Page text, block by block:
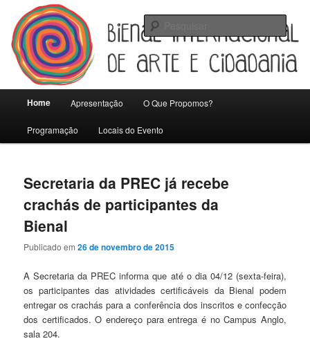
para
conteúdo
principal
para
conteúdo
secundário
Bienal Internacional de Artes e
Cidadania
Universidade Federal de Pelotas
Home Apresentação O Que Propomos?
Programação Locais do Evento
Secretaria da PREC já recebe
crachás de participantes da
Bienal
Publicado em26 de novembro de 2015
A Secretaria da PREC informa que até o dia 04/12 (sexta-feira),
os participantes das atividades certificáveis da Bienal podem
entregar os crachás para a conferência dos inscritos e confecção
dos certificados. O endereço para entrega é no Campus Anglo,
sala 204.